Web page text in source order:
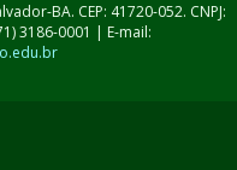
BA. CEP: 41720-052. CNPJ:
3186-0001 | E-mail: